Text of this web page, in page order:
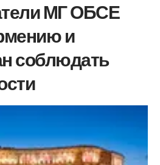
МГ ОБСЕ
и
соблюдать